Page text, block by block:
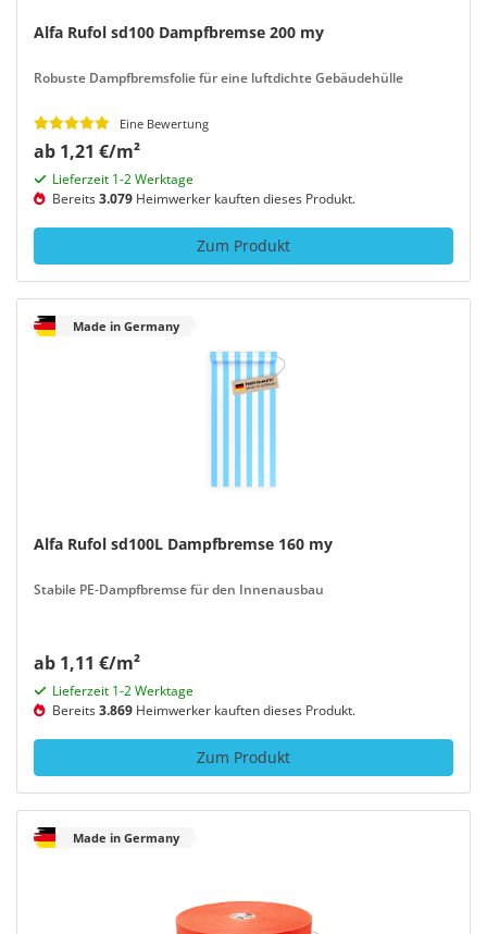
Alfa Rufol sd100 Dampfbremse 200 my
Robuste Dampfbremsfolie für eine luftdichte Gebäudehülle
Eine Bewertung
ab 1,21 €/m²
Lieferzeit 1-2 Werktage
Bereits3.079 Heimwerker kauften dieses Produkt.
Zum Produkt
Made in Germany
Alfa Rufol sd100L Dampfbremse 160 my
Stabile PE-Dampfbremse für den Innenausbau
ab 1,11 €/m²
Lieferzeit 1-2 Werktage
Bereits3.869 Heimwerker kauften dieses Produkt.
Zum Produkt
Made in Germany